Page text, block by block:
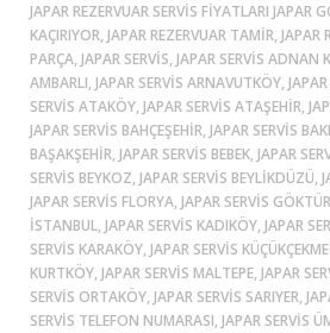
JAPAR REZERVUAR SERVIS FIYATLARI JAPAR
KAÇIRIYOR, JAPAR REZERVUAR TAMIR, JAPAR
PARÇA, JAPAR SERVIS, JAPAR SERVIS ADNAN
AMBARLI, JAPAR SERVIS ARNAVUTKÖY,
SERVIS ATAKÖY, JAPAR SERVIS ATAŞEHIR,
JAPAR SERVIS BAHÇEŞEHIR, JAPAR SERVIS
BAŞAKŞEHIR, JAPAR SERVIS BEBEK, JAPAR
SERVIS BEYKOZ, JAPAR SERVIS BEYLIKDÜZÜ,
JAPAR SERVIS FLORYA, JAPAR SERVIS
ISTANBUL, JAPAR SERVIS KADIKÖY, JAPAR
SERVIS KARAKÖY, JAPAR SERVIS
KURTKÖY, JAPAR SERVIS MALTEPE, JAPAR
SERVIS ORTAKÖY, JAPAR SERVIS SARIYER,
SERVIS TELEFON NUMARASI, JAPAR SERVIS